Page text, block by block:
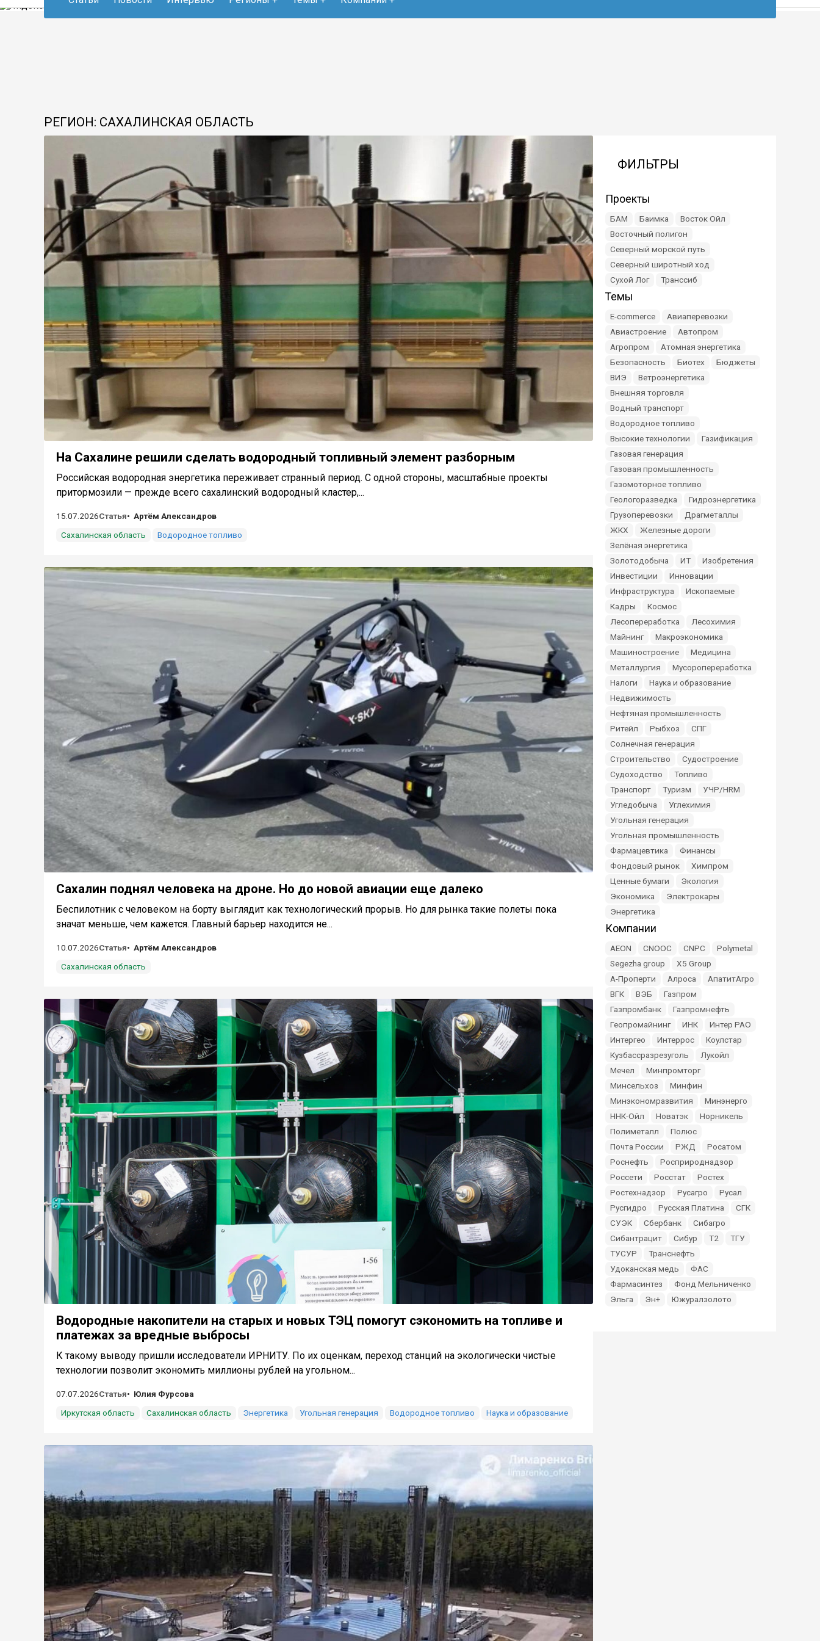
РЕГИОН: САХАЛИНСКАЯ ОБЛАСТЬ
На Сахалине решили сделать водородный топливный элемент разборным
Российская водородная энергетика переживает странный период. С одной стороны, масштабные проекты
притормозили — прежде всего сахалинский водородный кластер,...
15.07.2026Статья
Артём Александров
Сахалинская область
Водородное топливо
Сахалин поднял человека на дроне. Но до новой авиации еще далеко
Беспилотник с человеком на борту выглядит как технологический прорыв. Но для рынка такие полеты пока
значат меньше, чем кажется. Главный барьер находится не...
10.07.2026Статья
Артём Александров
Сахалинская область
Водородные накопители на старых и новых ТЭЦ помогут сэкономить на топливе и
платежах за вредные выбросы
К такому выводу пришли исследователи ИРНИТУ. По их оценкам, переход станций на экологически чистые
технологии позволит экономить миллионы рублей на угольном...
07.07.2026Статья
Юлия Фурсова
Иркутская область
Сахалинская область Энергетика Угольная генерация Водородное топливо Наука и образование
ФИЛЬТРЫ
Проекты
БАМ Баимка
Восток Ойл
Восточный полигон
Северный морской путь
Северный широтный ход
Сухой Лог
Транссиб
Темы
E-commerce
Авиаперевозки
Авиастроение
Автопром
Агропром
Атомная энергетика
Безопасность
Биотех
Бюджеты
ВИЭ
Ветроэнергетика
Внешняя торговля
Водный транспорт
Водородное топливо
Высокие технологии
Газификация
Газовая генерация
Газовая промышленность
Газомоторное топливо
Геологоразведка
Гидроэнергетика
Грузоперевозки
Драгметаллы
ЖКХ
Железные дороги
Зелёная энергетика
Золотодобыча
ИТ
Изобретения
Инвестиции
Инновации
Инфраструктура
Ископаемые
Кадры
Космос
Лесопереработка
Лесохимия
Майнинг
Макроэкономика
Машиностроение
Медицина
Металлургия
Мусоропереработка
Налоги
Наука и образование
Недвижимость
Нефтяная промышленность
Ритейл
Рыбхоз
СПГ
Солнечная генерация
Строительство
Судостроение
Судоходство
Топливо
Транспорт
Туризм
УЧР/HRM
Угледобыча
Углехимия
Угольная генерация
Угольная промышленность
Фармацевтика
Финансы
Фондовый рынок
Химпром
Ценные бумаги
Экология
Экономика
Электрокары
Энергетика
Компании
AEON CNOOC CNPC
Polymetal
Segezha group
X5 Group
А-Проперти
Алроса
АпатитАгро
ВГК
ВЭБ
Газпром
Газпромбанк
Газпромнефть
Геопромайнинг
ИНК
Интер РАО
Интергео
Интеррос
Коулстар
Кузбассразрезуголь
Лукойл
Мечел
Минпромторг
Минсельхоз
Минфин
Минэкономразвития
Минэнерго
ННК-Ойл
Новатэк
Норникель
Полиметалл
Полюс
Почта России
РЖД
Росатом
Роснефть
Росприроднадзор
Россети
Росстат
Ростех
Ростехнадзор
Русагро
Русал
Русгидро
Русская Платина
СГК
СУЭК
Сбербанк
Сибагро
Сибантрацит
Сибур Т2
ТГУ
ТУСУР
Транснефть
Удоканская медь
ФАС
Фармасинтез
Фонд Мельниченко
Эльга
Эн+ Южуралзолото